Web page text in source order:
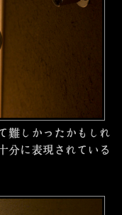
難しかったかもしれ
分に表現されている